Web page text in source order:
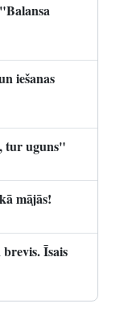
iešanas
tur uguns"
mājās!
Īsais